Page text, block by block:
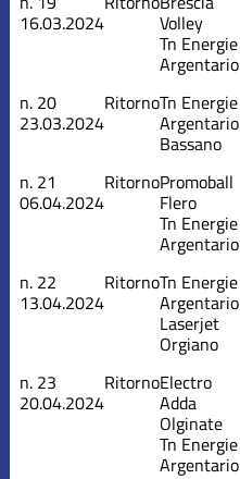
16.03.2024 Volley
Tn Energie
Argentario
n. 20
23.03.2024
RitornoTn Energie
Argentario
Bassano
n. 21
06.04.2024
RitornoPromoball
Flero
Tn Energie
Argentario
n. 22
13.04.2024
RitornoTn Energie
Argentario
Laserjet
Orgiano
n. 23
20.04.2024
RitornoElectro
Adda
Olginate
Tn Energie
Argentario